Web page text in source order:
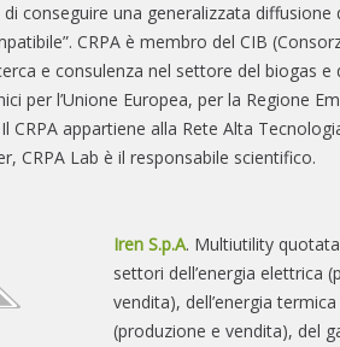
conseguire una generalizzata
CRPA è membro del CIB
e consulenza nel settore del biogas
per l’Unione Europea, per la Regione
CRPA appartiene alla Rete Alta
CRPA Lab è il responsabile scientifico.
Iren S.p.A. Multiutility
settori dell’energia elettrica
vendita), dell’energia
(produzione e vendita), del